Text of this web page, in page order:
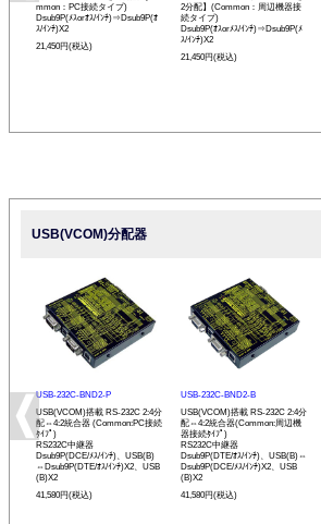
mmon：PC接続タイプ)
Dsub9P(ﾒｽorｵｽ/ｲﾝﾁ)⇒Dsub9P(ｵ
ｽ/ｲﾝﾁ)X2
21,450円(税込)
2分配】(Common：周辺機器接
続タイプ)
Dsub9P(ｵｽorﾒｽ/ｲﾝﾁ)⇒Dsub9P(ﾒ
ｽ/ｲﾝﾁ)X2
21,450円(税込)
USB(VCOM)分配器
USB-232C-BND2-P
USB(VCOM)搭載 RS-232C 2:4分
配⇔4:2統合器 (Common:PC接続
ﾀｲﾌﾟ)
RS232C中継器
Dsub9P(DCE/ﾒｽ/ｲﾝﾁ)、USB(B)
⇔Dsub9P(DTE/ｵｽ/ｲﾝﾁ)X2、USB
(B)X2
41,580円(税込)
USB-232C-BND2-B
USB(VCOM)搭載 RS-232C 2:4分
配⇔4:2統合器(Common:周辺機
器接続ﾀｲﾌﾟ)
RS232C中継器
Dsub9P(DTE/ｵｽ/ｲﾝﾁ)、USB(B)⇔
Dsub9P(DCE/ﾒｽ/ｲﾝﾁ)X2、USB
(B)X2
41,580円(税込)